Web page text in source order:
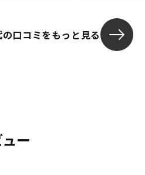
ような表があ
る人が増える
手数料体系な
口コミをもっと見る
ー